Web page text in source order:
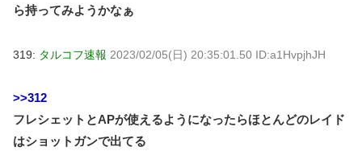
ら持ってみようかなぁ
319: タルコフ速報 2023/02/05(日) 20:35:01.50 ID:a1HvpjhJH
>>312
フレシェットとAPが使えるようになったらほとんどのレイド
はショットガンで出てる